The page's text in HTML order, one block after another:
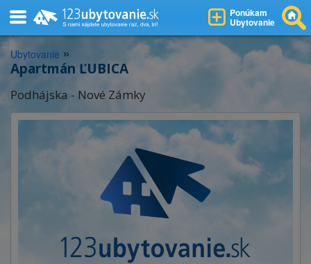
Ponúkam
Ubytovanie
Ubytovanie »
Apartmán ĽUBICA
Podhájska - Nové Zámky